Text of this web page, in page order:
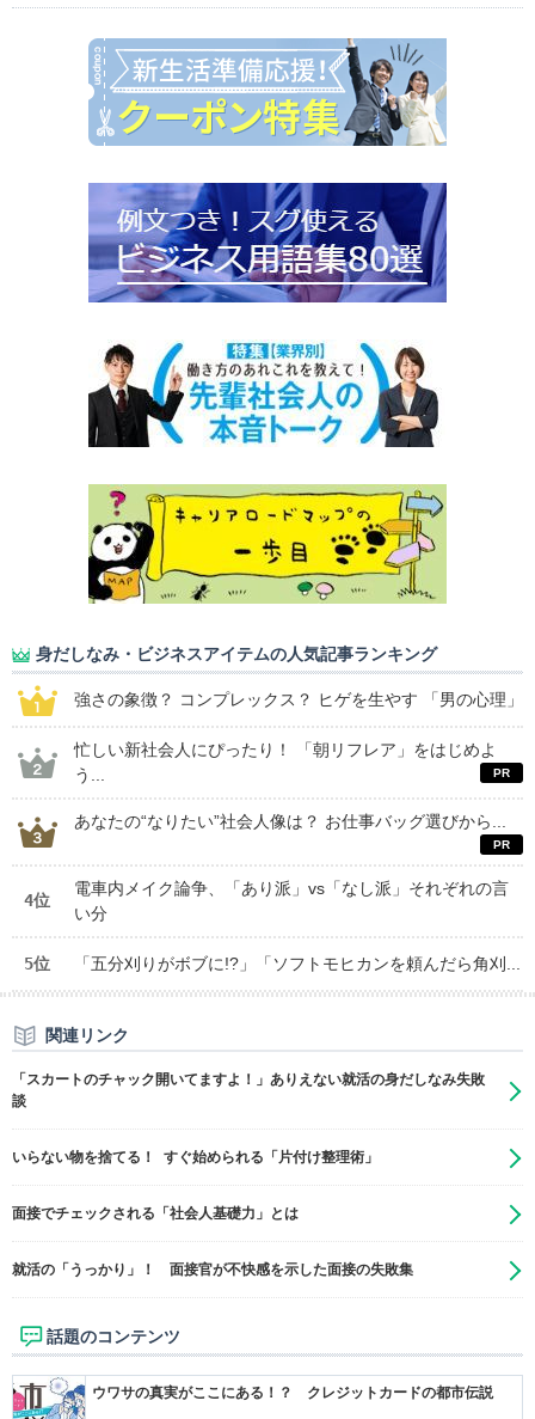
身だしなみ・ビジネスアイテムの人気記事ランキング
強さの象徴？ コンプレックス？ ヒゲを生やす 「男の心理」
忙しい新社会人にぴったり！ 「朝リフレア」をはじめよ
う...
あなたの“なりたい”社会人像は？ お仕事バッグ選びから...
4位
電車内メイク論争、「あり派」vs「なし派」それぞれの言
い分
5位 「五分刈りがボブに!?」「ソフトモヒカンを頼んだら角刈...
関連リンク
「スカートのチャック開いてますよ！」ありえない就活の身だしなみ失敗
談
いらない物を捨てる！ すぐ始められる「片付け整理術」
面接でチェックされる「社会人基礎力」とは
就活の「うっかり」！ 面接官が不快感を示した面接の失敗集
話題のコンテンツ
ウワサの真実がここにある！？ クレジットカードの都市伝説